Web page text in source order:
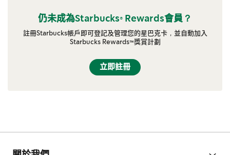
仍未成為Starbucks® Rewards會員？
註冊Starbucks帳戶即可登記及管理您的星巴克卡，並自動加入
Starbucks Rewards™獎賞計劃
立即註冊